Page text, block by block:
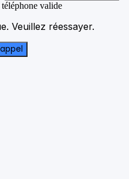
valide
Veuillez réessayer.